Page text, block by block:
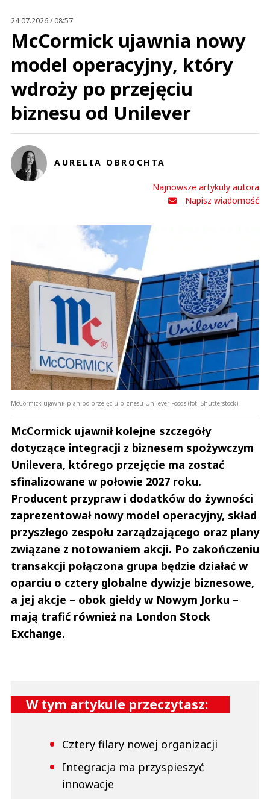
24.07.2026 / 08:57
McCormick ujawnia nowy
model operacyjny, który
wdroży po przejęciu
biznesu od Unilever
AURELIA OBROCHTA
Najnowsze artykuły autora
Napisz wiadomość
McCormick ujawnił plan po przejęciu biznesu Unilever Foods (fot. Shutterstock)
McCormick ujawnił kolejne szczegóły
dotyczące integracji z biznesem spożywczym
Unilevera, którego przejęcie ma zostać
sfinalizowane w połowie 2027 roku.
Producent przypraw i dodatków do żywności
zaprezentował nowy model operacyjny, skład
przyszłego zespołu zarządzającego oraz plany
związane z notowaniem akcji. Po zakończeniu
transakcji połączona grupa będzie działać w
oparciu o cztery globalne dywizje biznesowe,
a jej akcje – obok giełdy w Nowym Jorku –
mają trafić również na London Stock
Exchange.
W tym artykule przeczytasz:
Cztery filary nowej organizacji
Integracja ma przyspieszyć
innowacje